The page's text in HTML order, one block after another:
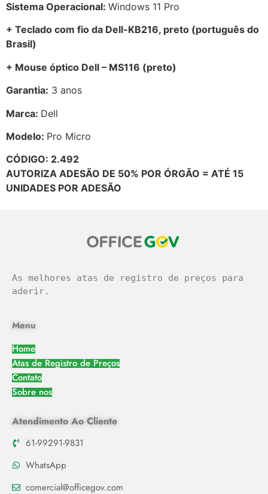
Sistema Operacional: Windows 11 Pro
+ Teclado com fio da Dell-KB216, preto (português do
Brasil)
+ Mouse óptico Dell – MS116 (preto)
Garantia: 3 anos
Marca: Dell
Modelo: Pro Micro
CÓDIGO: 2.492
AUTORIZA ADESÃO DE 50% POR ÓRGÃO = ATÉ 15
UNIDADES POR ADESÃO
As melhores atas de registro de preços para
aderir.
Menu
Home
Atas de Registro de Preços
Contato
Sobre nos
Atendimento Ao Cliente
61-99291-9831
WhatsApp
comercial@officegov.com